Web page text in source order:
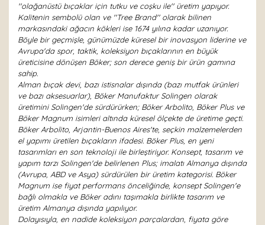
''olağanüstü bıçaklar için tutku ve coşku ile'' üretim yapıyor.
Kalitenin sembolü olan ve ''Tree Brand'' olarak bilinen
markasındaki ağacın kökleri ise 1674 yılına kadar uzanıyor.
Böyle bir geçmişle, günümüzde küresel bir inovasyon liderine ve
Avrupa'da spor, taktik, koleksiyon bıçaklarının en büyük
üreticisine dönüşen Böker; son derece geniş bir ürün gamına
sahip.
Alman bıçak devi, bazı istisnalar dışında (bazı mutfak ürünleri
ve bazı aksesuarlar), Böker Manufaktur Solingen olarak
üretimini Solingen'de sürdürürken; Böker Arbolito, Böker Plus ve
Böker Magnum isimleri altında küresel ölçekte de üretime geçti.
Böker Arbolito, Arjantin-Buenos Aires'te, seçkin malzemelerden
el yapımı üretilen bıçakların ifadesi. Böker Plus, en yeni
tasarımları en son teknoloji ile birleştiriyor. Konsept, tasarım ve
yapım tarzı Solingen'de belirlenen Plus; imalatı Almanya dışında
(Avrupa, ABD ve Asya) sürdürülen bir üretim kategorisi. Böker
Magnum ise fiyat performans önceliğinde, konsept Solingen'e
bağlı olmakla ve Böker adını taşımakla birlikte tasarım ve
üretim Almanya dışında yapılıyor.
Dolayısıyla, en nadide koleksiyon parçalardan, fiyata göre